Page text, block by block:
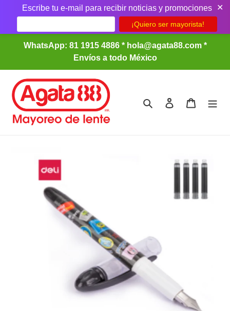
Escribe tu e-mail para recibir noticias y promociones ✕
directamente
contenido
WhatsApp: 81 1915 4886 * hola@agata88.com *
Envíos a todo México
Buscar Ingresar Carrito